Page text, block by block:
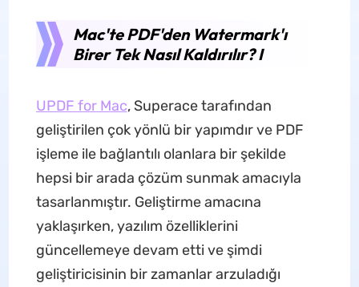
Mac'te PDF'den Watermark'ı
Birer Tek Nasıl Kaldırılır? I
UPDF for Mac, Superace tarafından
geliştirilen çok yönlü bir yapımdır ve PDF
işleme ile bağlantılı olanlara bir şekilde
hepsi bir arada çözüm sunmak amacıyla
tasarlanmıştır. Geliştirme amacına
yaklaşırken, yazılım özelliklerini
güncellemeye devam etti ve şimdi
geliştiricisinin bir zamanlar arzuladığı